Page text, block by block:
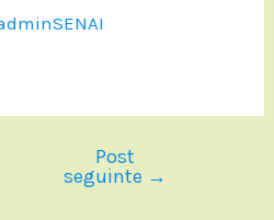
Post
seguinte →